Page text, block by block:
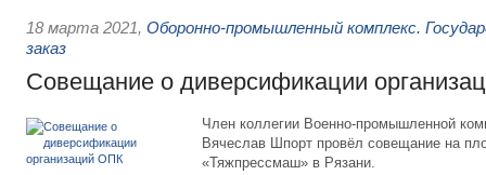
18 марта 2021, Оборонно-промышленный комплекс.
заказ
Совещание о диверсификации
Член коллегии Военно-промышленной
Вячеслав Шпорт провёл совещание на
«Тяжпрессмаш» в Рязани.